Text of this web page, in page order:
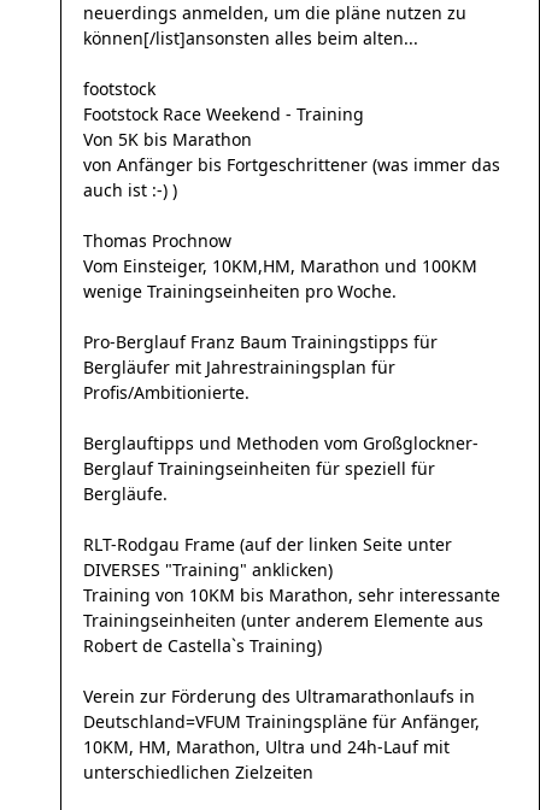
neuerdings anmelden, um die pläne nutzen zu
können[/list]ansonsten alles beim alten...
footstock
Footstock Race Weekend - Training
Von 5K bis Marathon
von Anfänger bis Fortgeschrittener (was immer das
auch ist :-) )
Thomas Prochnow
Vom Einsteiger, 10KM,HM, Marathon und 100KM
wenige Trainingseinheiten pro Woche.
Pro-Berglauf Franz Baum Trainingstipps für
Bergläufer mit Jahrestrainingsplan für
Profis/Ambitionierte.
Berglauftipps und Methoden vom Großglockner-
Berglauf Trainingseinheiten für speziell für
Bergläufe.
RLT-Rodgau Frame (auf der linken Seite unter
DIVERSES "Training" anklicken)
Training von 10KM bis Marathon, sehr interessante
Trainingseinheiten (unter anderem Elemente aus
Robert de Castella`s Training)
Verein zur Förderung des Ultramarathonlaufs in
Deutschland=VFUM Trainingspläne für Anfänger,
10KM, HM, Marathon, Ultra und 24h-Lauf mit
unterschiedlichen Zielzeiten